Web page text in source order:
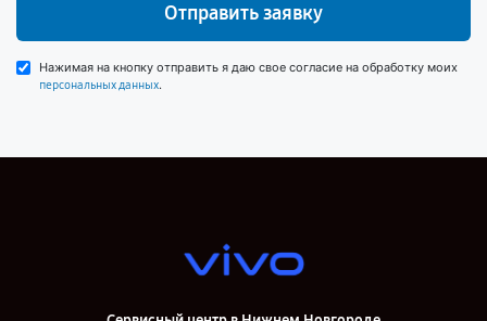
Отправить заявку
Нажимая на кнопку отправить я даю свое согласие на обработку моих
персональных данных.